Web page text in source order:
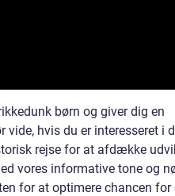
børn og giver dig en
hvis du er interesseret i
rejse for at afdække
vores informative tone og
for at optimere chancen for